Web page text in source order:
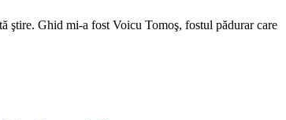
ştire. Ghid mi-a fost Voicu Tomoş, fostul pădurar care